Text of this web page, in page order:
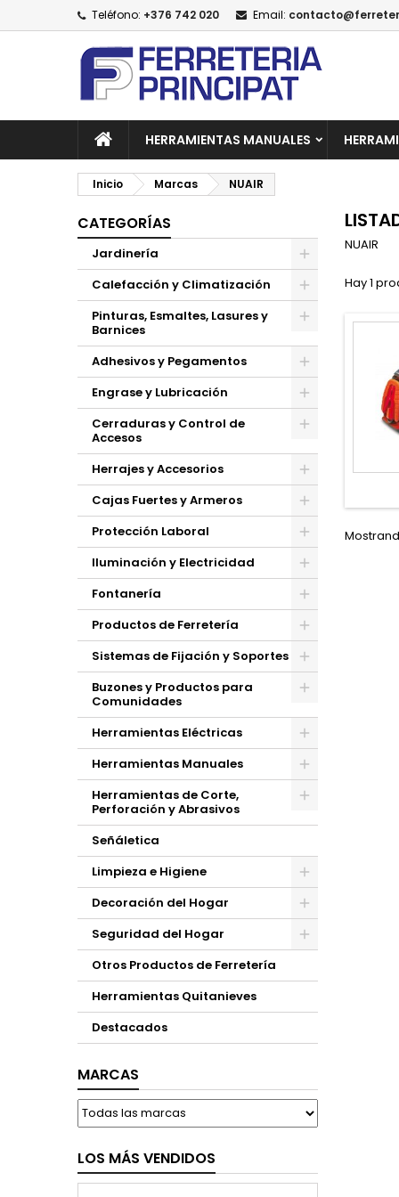
Teléfono: +376 742 020 Email:
HERRAMIENTAS MANUALES
Inicio Marcas NUAIR
CATEGORÍAS
Jardinería
Calefacción y Climatización
Pinturas, Esmaltes, Lasures y
Barnices
Adhesivos y Pegamentos
Engrase y Lubricación
Cerraduras y Control de
Accesos
Herrajes y Accesorios
Cajas Fuertes y Armeros
Protección Laboral
Iluminación y Electricidad
Fontanería
Productos de Ferretería
Sistemas de Fijación y Soportes
Buzones y Productos para
Comunidades
Herramientas Eléctricas
Herramientas Manuales
Herramientas de Corte,
Perforación y Abrasivos
Señáletica
Limpieza e Higiene
Decoración del Hogar
Seguridad del Hogar
Otros Productos de Ferretería
Herramientas Quitanieves
Destacados
MARCAS
LOS MÁS VENDIDOS
NUAIR
Hay 1